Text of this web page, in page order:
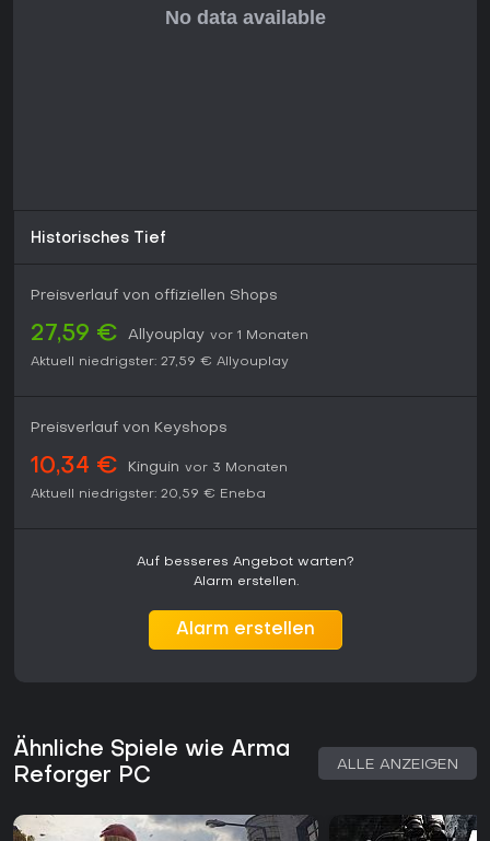
Historisches Tief
Preisverlauf von offiziellen Shops
27,59 € Allyouplay vor 1 Monaten
Aktuell niedrigster: 27,59 € Allyouplay
Preisverlauf von Keyshops
10,34 € Kinguin vor 3 Monaten
Aktuell niedrigster: 20,59 € Eneba
Auf besseres Angebot warten?
Alarm erstellen.
Alarm erstellen
Ähnliche Spiele wie Arma
Reforger PC
ALLE ANZEIGEN